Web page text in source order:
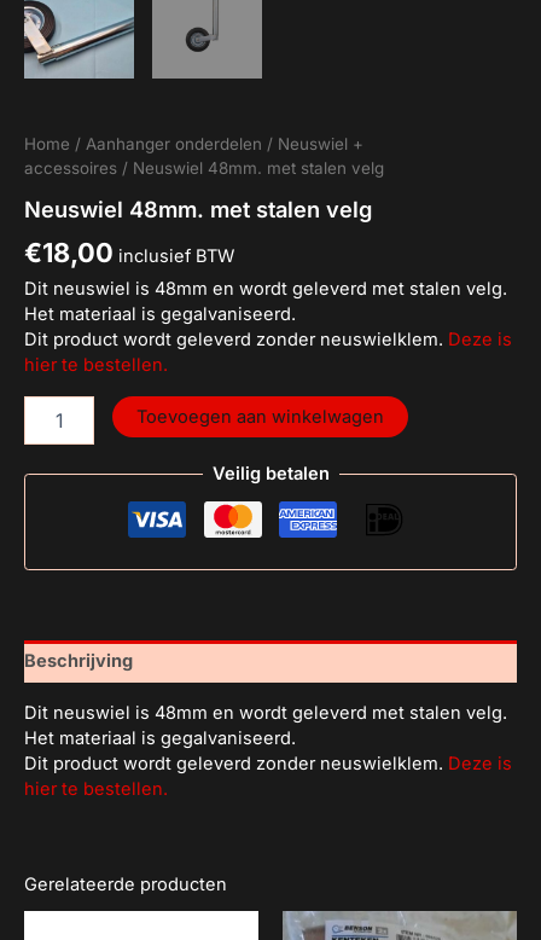
Home / Aanhanger onderdelen / Neuswiel +
accessoires / Neuswiel 48mm. met stalen velg
Neuswiel 48mm. met stalen velg
€18,00 inclusief BTW
Dit neuswiel is 48mm en wordt geleverd met stalen velg.
Het materiaal is gegalvaniseerd.
Dit product wordt geleverd zonder neuswielklem. Deze is
hier te bestellen.
Toevoegen aan winkelwagen
Veilig betalen
Beschrijving
Dit neuswiel is 48mm en wordt geleverd met stalen velg.
Het materiaal is gegalvaniseerd.
Dit product wordt geleverd zonder neuswielklem. Deze is
hier te bestellen.
Gerelateerde producten